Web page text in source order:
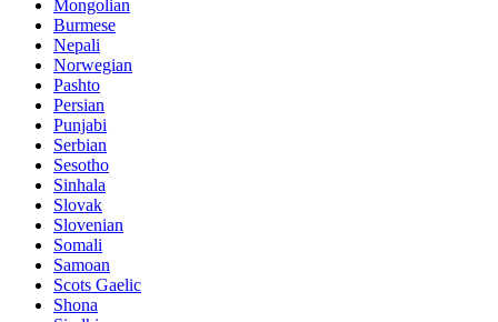
Mongolian
Burmese
Nepali
Norwegian
Pashto
Persian
Punjabi
Serbian
Sesotho
Sinhala
Slovak
Slovenian
Somali
Samoan
Scots Gaelic
Shona